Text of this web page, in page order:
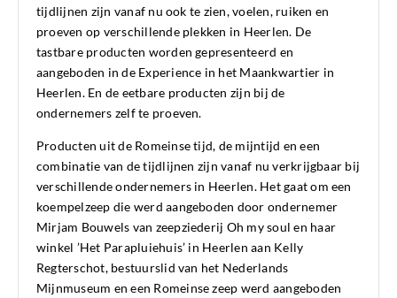
tijdlijnen zijn vanaf nu ook te zien, voelen, ruiken en
proeven op verschillende plekken in Heerlen. De
tastbare producten worden gepresenteerd en
aangeboden in de Experience in het Maankwartier in
Heerlen. En de eetbare producten zijn bij de
ondernemers zelf te proeven.
Producten uit de Romeinse tijd, de mijntijd en een
combinatie van de tijdlijnen zijn vanaf nu verkrijgbaar bij
verschillende ondernemers in Heerlen. Het gaat om een
koempelzeep die werd aangeboden door ondernemer
Mirjam Bouwels van zeepziederij Oh my soul en haar
winkel ’Het Parapluiehuis’ in Heerlen aan Kelly
Regterschot, bestuurslid van het Nederlands
Mijnmuseum en een Romeinse zeep werd aangeboden